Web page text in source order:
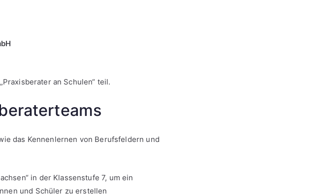
an Schulen“ teil.
das Kennenlernen von Berufsfeldern und
in der Klassenstufe 7, um ein
und Schüler zu erstellen